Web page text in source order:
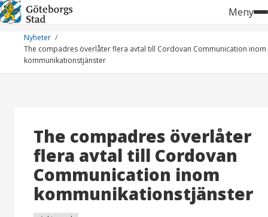
Hoppa
till
innehåll
Meny
Nyheter
The compadres överlåter flera avtal till Cordovan Communication inom
kommunikationstjänster
The compadres överlåter
flera avtal till Cordovan
Communication inom
kommunikationstjänster